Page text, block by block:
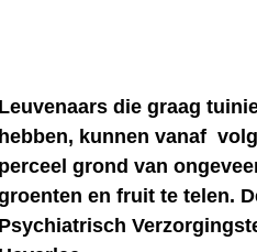
Leuvenaars die graag
hebben, kunnen vanaf
perceel grond van
en fruit te telen.
Psychiatrisch